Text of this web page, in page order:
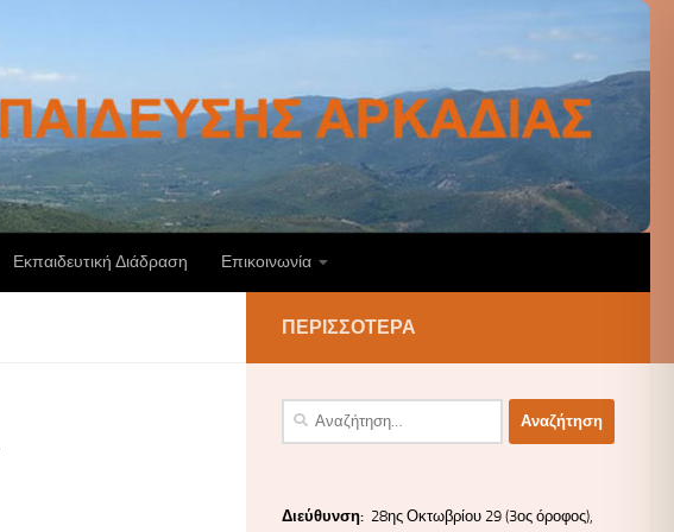
Εκπαιδευτική Διάδραση Επικοινωνία
ΠΕΡΙΣΣΌΤΕΡΑ
Αναζήτηση
Διεύθυνση: 28ης Οκτωβρίου 29 (3ος όροφος),